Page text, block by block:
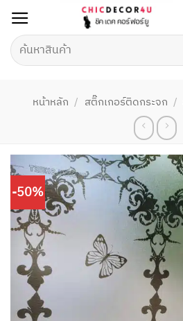
เนื้อหา
ค้นหา:
หน้าหลัก / สติ๊กเกอร์ติดกระจก /
-50%